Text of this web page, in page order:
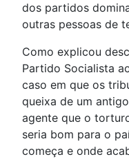
dos partidos
outras pessoas de
Como explicou
Partido Socialista
caso em que os
queixa de um
agente que o
seria bom para o
começa e onde